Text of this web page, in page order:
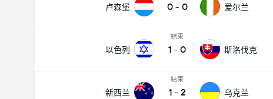
卢森堡 0 - 0 爱尔兰
以色列
結束
1 - 0 斯洛伐克
新西兰
結束
1 - 2 乌克兰